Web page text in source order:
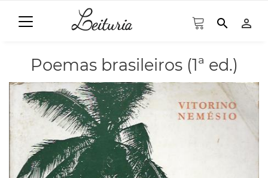
search person_outline
Poemas brasileiros (1ª ed.)